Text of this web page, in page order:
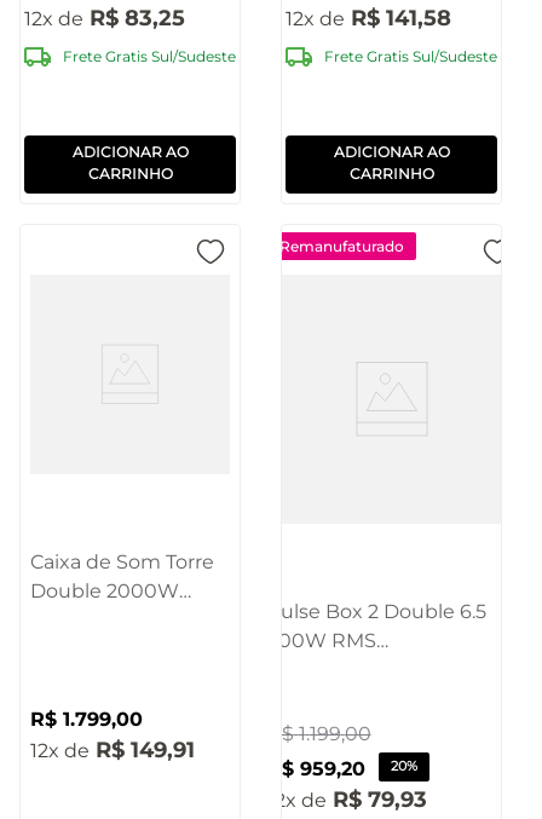
12
R$ 83,25
Frete Gratis Sul/Sudeste
ADICIONAR AO
CARRINHO
12
R$ 141,58
Frete Gratis Sul/Sudeste
ADICIONAR AO
CARRINHO
Caixa de Som Torre
Double 2000W
R$ 1.799,00
12
R$ 149,91
Remanufaturado
Pulse Box 2 Double 6.5
700W RMS
[Reembalado]
R$ 1.199,00
R$ 959,20 20%
12 R$ 79,93